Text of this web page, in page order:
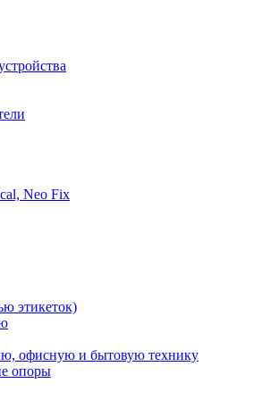
Neo Fix
этикеток)
офисную и бытовую технику
опоры